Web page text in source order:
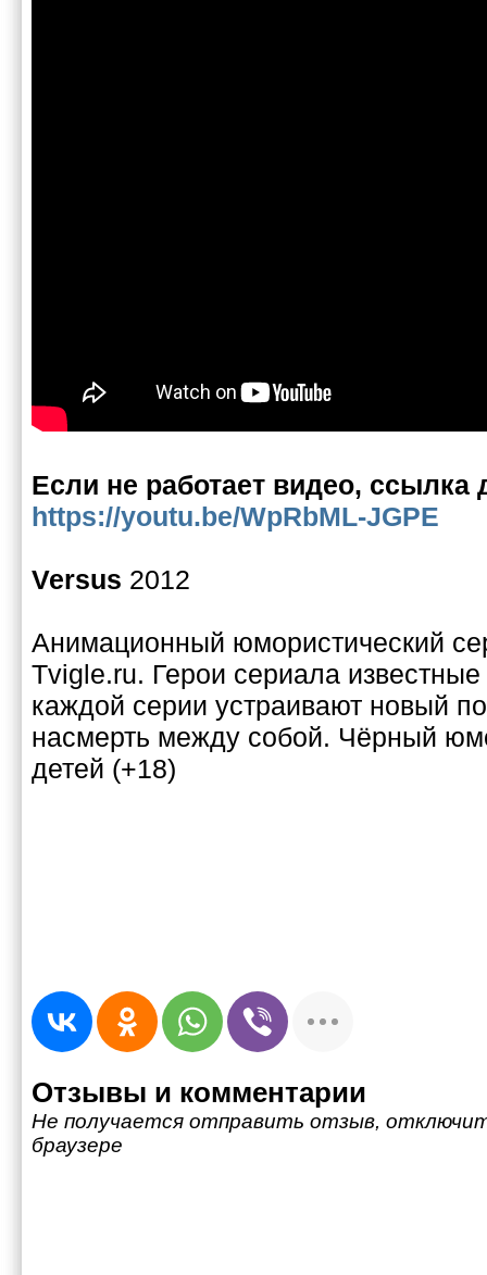
Если не работает видео, ссылка
https://youtu.be/WpRbML-JGPE
Versus 2012
Анимационный юмористический
Tvigle.ru. Герои сериала
каждой серии устраивают новый
насмерть между собой. Чёрный
детей (+18)
Отзывы и комментарии
Не получается отправить отзыв,
браузере